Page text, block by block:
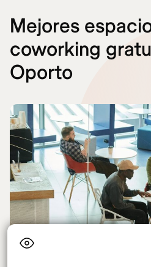
Mejores
coworking
Oporto